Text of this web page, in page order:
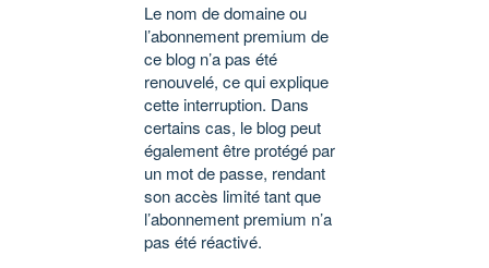
Le nom de domaine ou
l’abonnement premium de
ce blog n’a pas été
renouvelé, ce qui explique
cette interruption. Dans
certains cas, le blog peut
également être protégé par
un mot de passe, rendant
son accès limité tant que
l’abonnement premium n’a
pas été réactivé.